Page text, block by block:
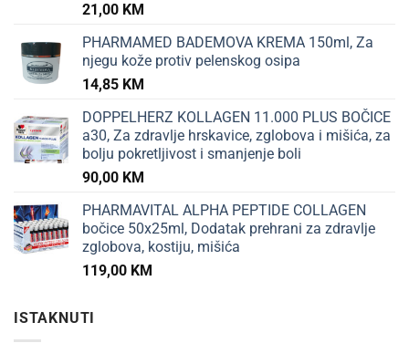
21,00 KM
PHARMAMED BADEMOVA KREMA 150ml, Za
njegu kože protiv pelenskog osipa
14,85 KM
DOPPELHERZ KOLLAGEN 11.000 PLUS BOČICE
a30, Za zdravlje hrskavice, zglobova i mišića, za
bolju pokretljivost i smanjenje boli
90,00 KM
PHARMAVITAL ALPHA PEPTIDE COLLAGEN
bočice 50x25ml, Dodatak prehrani za zdravlje
zglobova, kostiju, mišića
119,00 KM
ISTAKNUTI